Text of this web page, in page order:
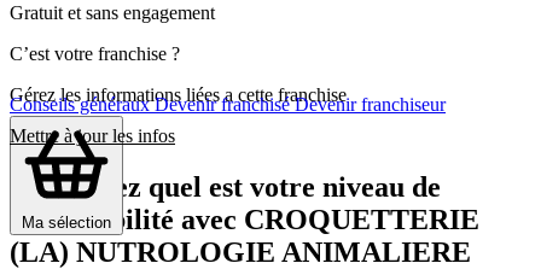
Conseils générauxDevenir franchiséDevenir franchiseur
Ma sélection
Gratuit et sans engagement
C’est votre franchise ?
Gérez les informations liées a cette franchise
Mettre à jour les infos
Découvrez quel est votre niveau de
compatibilité avec CROQUETTERIE
(LA) NUTROLOGIE ANIMALIERE